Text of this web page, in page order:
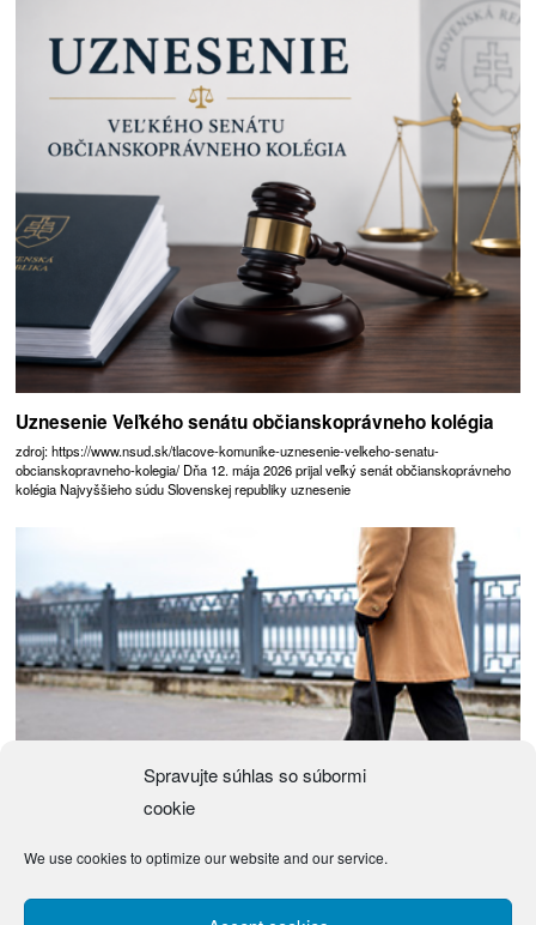
Spravujte súhlas so súbormi
cookie
We use cookies to optimize our website and our service.
Uznesenie Veľkého senátu občianskoprávneho kolégia
zdroj: https://www.nsud.sk/tlacove-komunike-uznesenie-velkeho-senatu-
obcianskopravneho-kolegia/ Dňa 12. mája 2026 prijal veľký senát občianskoprávneho
kolégia Najvyššieho súdu Slovenskej republiky uznesenie
(Návrh) Zákon z … 2026 o justičných čakateľoch a o zmene a doplnení niektorých